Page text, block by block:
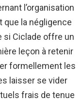
l’organisation
que la négligence
si Ciclade offre un
leçon à retenir
formellement les
laisser se vider
frais de tenue